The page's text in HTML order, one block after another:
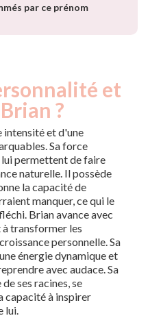
par ce prénom
et
?
intensité et d'une
Sa force
permettent de faire
naturelle. Il possède
la capacité de
manquer, ce qui le
Brian avance avec
transformer les
personnelle. Sa
énergie dynamique et
avec audace. Sa
ses racines, se
capacité à inspirer
lui.